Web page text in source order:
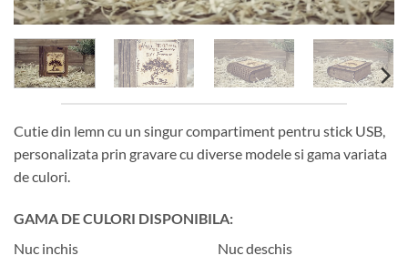
Cutie din lemn cu un singur compartiment pentru stick USB,
personalizata prin gravare cu diverse modele si gama variata
de culori.
GAMA DE CULORI DISPONIBILA:
Nuc inchis
Nuc deschis